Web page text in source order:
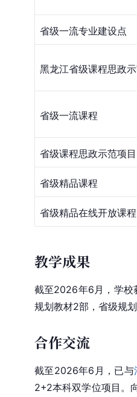
省级一流专业建设点
黑龙江省级课程思政
省级一流课程
省级课程思政示范项目
省级精品课程
省级精品在线开放课程
教学成果
截至2026年6月，学校
规划教材2部，省级规
合作交流
截至2026年6月，已与
2+2本科双学位项目。